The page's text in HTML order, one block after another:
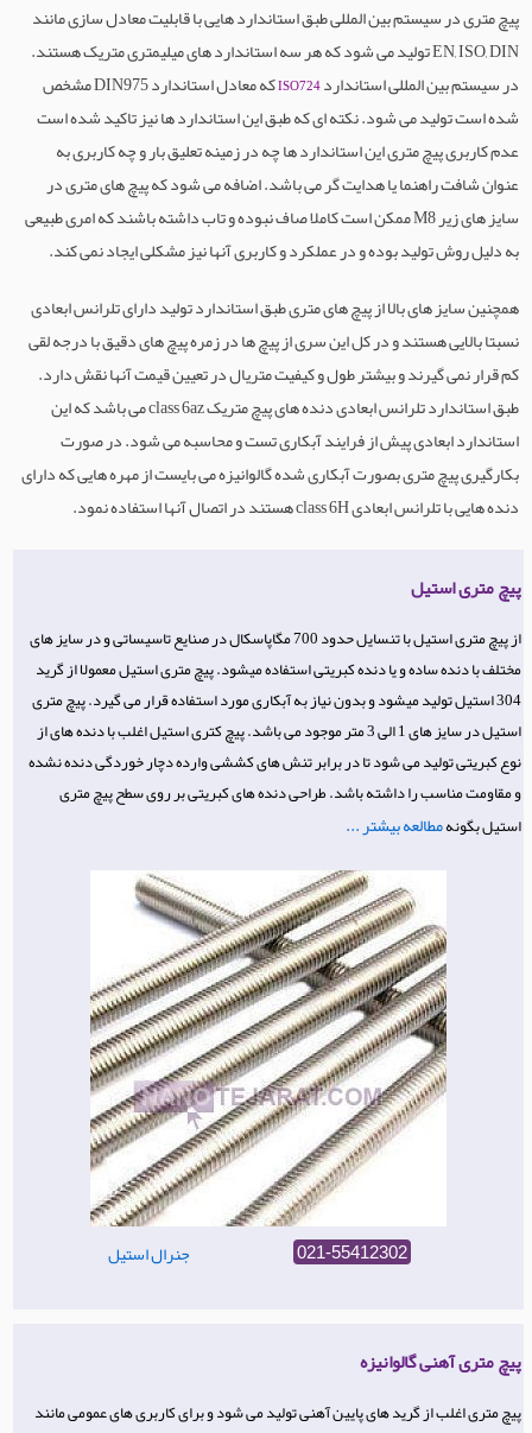
پیچ متری در سیستم بین المللی طبق استاندارد هایی با قابلیت معادل سازی مانند
EN, ISO, DIN تولید می شود که هر سه استاندارد های میلیمتری متریک هستند.
در سیستم بین المللی استانداردISO724
که معادل استاندارد DIN975 مشخص
شده است تولید می شود. نکته ای که طبق این استاندارد ها نیز تاکید شده است
عدم کاربری پیچ متری این استاندارد ها چه در زمینه تعلیق بار و چه کاربری به
عنوان شافت راهنما یا هدایت گر می باشد. اضافه می شود که پیچ های متری در
سایز های زیر M8 ممکن است کاملا صاف نبوده و تاب داشته باشند که امری طبیعی
به دلیل روش تولید بوده و در عملکرد و کاربری آنها نیز مشکلی ایجاد نمی کند.
همچنین سایز های بالا از پیچ های متری طبق استاندارد تولید دارای تلرانس ابعادی
نسبتا بالایی هستند و در کل این سری از پیچ ها در زمره پیچ های دقیق با درجه لقی
کم قرار نمی گیرند و بیشتر طول و کیفیت متریال در تعیین قیمت آنها نقش دارد.
طبق استاندارد تلرانس ابعادی دنده های پیچ متریک class 6az می باشد که این
استاندارد ابعادی پیش از فرایند آبکاری تست و محاسبه می شود. در صورت
بکارگیری پیچ متری بصورت آبکاری شده گالوانیزه می بایست از مهره هایی که دارای
دنده هایی با تلرانس ابعادی class 6H هستند در اتصال آنها استفاده نمود.
پیچ متری استیل
از پیچ متری استیل با تنسایل حدود 700 مگاپاسکال در صنایع تاسیساتی و در سایز های
مختلف با دنده ساده و یا دنده کبریتی استفاده میشود. پیچ متری استیل معمولا از گرید
304 استیل تولید میشود و بدون نیاز به آبکاری مورد استفاده قرار می گیرد. پیچ متری
استیل در سایز های 1 الی 3 متر موجود می باشد. پیچ کتری استیل اغلب با دنده های از
نوع کبریتی تولید می شود تا در برابر تنش های کششی وارده دچار خوردگی دنده نشده
و مقاومت مناسب را داشته باشد. طراحی دنده های کبریتی بر روی سطح پیچ متری
استیل بگونهمطالعه بیشتر ...
جنرال استیل 021-55412302
پیچ متری آهنی گالوانیزه
پیچ متری اغلب از گرید های پایین آهنی تولید می شود و برای کاربری های عمومی مانند